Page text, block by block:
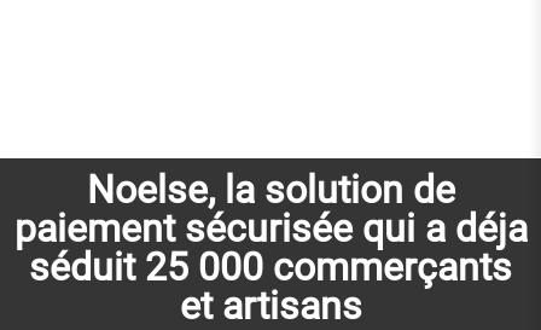
Noelse, la solution de
paiement sécurisée qui a déja
séduit 25 000 commerçants
et artisans